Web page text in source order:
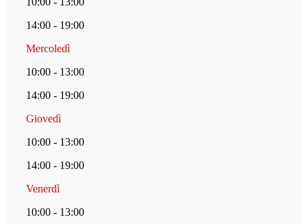
14:00 - 19:00
Mercoledì
10:00 - 13:00
14:00 - 19:00
Giovedì
10:00 - 13:00
14:00 - 19:00
Venerdì
10:00 - 13:00